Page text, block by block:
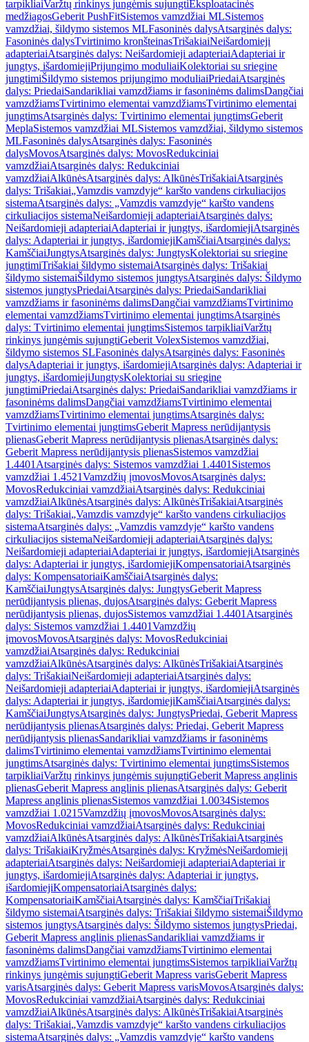
tarpikliaiVaržtų rinkinys jungėmis sujungtiEksploatacinės
medžiagosGeberit PushFitSistemos vamzdžiai MLSistemos
vamzdžiai, šildymo sistemos MLFasoninės dalysAtsarginės dalys:
Fasoninės dalysTvirtinimo kronšteinasTrišakiaiNeišardomieji
adapteriaiAtsarginės dalys: Neišardomieji adapteriaiAdapteriai ir
jungtys, išardomiejiPrijungimo moduliaiKolektoriai su sriegine
jungtimiŠildymo sistemos prijungimo moduliaiPriedaiAtsarginės
dalys: PriedaiSandarikliai vamzdžiams ir fasoninėms dalimsDangčiai
vamzdžiamsTvirtinimo elementai vamzdžiamsTvirtinimo elementai
jungtimsAtsarginės dalys: Tvirtinimo elementai jungtimsGeberit
MeplaSistemos vamzdžiai MLSistemos vamzdžiai, šildymo sistemos
MLFasoninės dalysAtsarginės dalys: Fasoninės
dalysMovosAtsarginės dalys: MovosRedukciniai
vamzdžiaiAtsarginės dalys: Redukciniai
vamzdžiaiAlkūnėsAtsarginės dalys: AlkūnėsTrišakiaiAtsarginės
dalys: Trišakiai„Vamzdis vamzdyje“ karšto vandens cirkuliacijos
sistemaAtsarginės dalys: „Vamzdis vamzdyje“ karšto vandens
cirkuliacijos sistemaNeišardomieji adapteriaiAtsarginės dalys:
Neišardomieji adapteriaiAdapteriai ir jungtys, išardomiejiAtsarginės
dalys: Adapteriai ir jungtys, išardomiejiKamščiaiAtsarginės dalys:
KamščiaiJungtysAtsarginės dalys: JungtysKolektoriai su sriegine
jungtimiTrišakiai šildymo sistemaiAtsarginės dalys: Trišakiai
šildymo sistemaiŠildymo sistemos jungtysAtsarginės dalys: Šildymo
sistemos jungtysPriedaiAtsarginės dalys: PriedaiSandarikliai
vamzdžiams ir fasoninėms dalimsDangčiai vamzdžiamsTvirtinimo
elementai vamzdžiamsTvirtinimo elementai jungtimsAtsarginės
dalys: Tvirtinimo elementai jungtimsSistemos tarpikliaiVaržtų
rinkinys jungėmis sujungtiGeberit VolexSistemos vamzdžiai,
šildymo sistemos SLFasoninės dalysAtsarginės dalys: Fasoninės
dalysAdapteriai ir jungtys, išardomiejiAtsarginės dalys: Adapteriai ir
jungtys, išardomiejiJungtysKolektoriai su sriegine
jungtimiPriedaiAtsarginės dalys: PriedaiSandarikliai vamzdžiams ir
fasoninėms dalimsDangčiai vamzdžiamsTvirtinimo elementai
vamzdžiamsTvirtinimo elementai jungtimsAtsarginės dalys:
Tvirtinimo elementai jungtimsGeberit Mapress nerūdijantysis
plienasGeberit Mapress nerūdijantysis plienasAtsarginės dalys:
Geberit Mapress nerūdijantysis plienasSistemos vamzdžiai
1.4401 Atsarginės dalys: Sistemos vamzdžiai 1.4401 Sistemos
vamzdžiai 1.4521Vamzdžių įmovosMovosAtsarginės dalys:
MovosRedukciniai vamzdžiaiAtsarginės dalys: Redukciniai
vamzdžiaiAlkūnėsAtsarginės dalys: AlkūnėsTrišakiaiAtsarginės
dalys: Trišakiai„Vamzdis vamzdyje“ karšto vandens cirkuliacijos
sistemaAtsarginės dalys: „Vamzdis vamzdyje“ karšto vandens
cirkuliacijos sistemaNeišardomieji adapteriaiAtsarginės dalys:
Neišardomieji adapteriaiAdapteriai ir jungtys, išardomiejiAtsarginės
dalys: Adapteriai ir jungtys, išardomiejiKompensatoriaiAtsarginės
dalys: KompensatoriaiKamščiaiAtsarginės dalys:
KamščiaiJungtysAtsarginės dalys: JungtysGeberit Mapress
nerūdijantysis plienas, dujosAtsarginės dalys: Geberit Mapress
nerūdijantysis plienas, dujosSistemos vamzdžiai 1.4401 Atsarginės
dalys: Sistemos vamzdžiai 1.4401Vamzdžių
įmovosMovosAtsarginės dalys: MovosRedukciniai
vamzdžiaiAtsarginės dalys: Redukciniai
vamzdžiaiAlkūnėsAtsarginės dalys: AlkūnėsTrišakiaiAtsarginės
dalys: TrišakiaiNeišardomieji adapteriaiAtsarginės dalys:
Neišardomieji adapteriaiAdapteriai ir jungtys, išardomiejiAtsarginės
dalys: Adapteriai ir jungtys, išardomiejiKamščiaiAtsarginės dalys:
KamščiaiJungtysAtsarginės dalys: JungtysPriedai, Geberit Mapress
nerūdijantysis plienasAtsarginės dalys: Priedai, Geberit Mapress
nerūdijantysis plienasSandarikliai vamzdžiams ir fasoninėms
dalimsTvirtinimo elementai vamzdžiamsTvirtinimo elementai
jungtimsAtsarginės dalys: Tvirtinimo elementai jungtimsSistemos
tarpikliaiVaržtų rinkinys jungėmis sujungtiGeberit Mapress anglinis
plienasGeberit Mapress anglinis plienasAtsarginės dalys: Geberit
Mapress anglinis plienasSistemos vamzdžiai 1.0034Sistemos
vamzdžiai 1.0215Vamzdžių įmovosMovosAtsarginės dalys:
MovosRedukciniai vamzdžiaiAtsarginės dalys: Redukciniai
vamzdžiaiAlkūnėsAtsarginės dalys: AlkūnėsTrišakiaiAtsarginės
dalys: TrišakiaiKryžmėsAtsarginės dalys: KryžmėsNeišardomieji
adapteriaiAtsarginės dalys: Neišardomieji adapteriaiAdapteriai ir
jungtys, išardomiejiAtsarginės dalys: Adapteriai ir jungtys,
išardomiejiKompensatoriaiAtsarginės dalys:
KompensatoriaiKamščiaiAtsarginės dalys: KamščiaiTrišakiai
šildymo sistemaiAtsarginės dalys: Trišakiai šildymo sistemaiŠildymo
sistemos jungtysAtsarginės dalys: Šildymo sistemos jungtysPriedai,
Geberit Mapress anglinis plienasSandarikliai vamzdžiams ir
fasoninėms dalimsDangčiai vamzdžiamsTvirtinimo elementai
vamzdžiamsTvirtinimo elementai jungtimsSistemos tarpikliaiVaržtų
rinkinys jungėmis sujungtiGeberit Mapress varisGeberit Mapress
varisAtsarginės dalys: Geberit Mapress varisMovosAtsarginės dalys:
MovosRedukciniai vamzdžiaiAtsarginės dalys: Redukciniai
vamzdžiaiAlkūnėsAtsarginės dalys: AlkūnėsTrišakiaiAtsarginės
dalys: Trišakiai„Vamzdis vamzdyje“ karšto vandens cirkuliacijos
sistemaAtsarginės dalys: „Vamzdis vamzdyje“ karšto vandens